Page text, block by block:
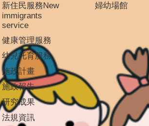
新住民服務New
immigrants
service
健康管理服務
幼兒托育服務
施政計畫
施政報告
研究成果
法規資訊
婦幼場館